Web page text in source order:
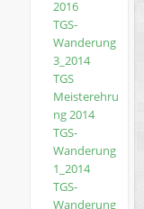
2016
TGS-
Wanderung
3_2014
TGS
Meisterehru
ng 2014
TGS-
Wanderung
1_2014
TGS-
Wanderung